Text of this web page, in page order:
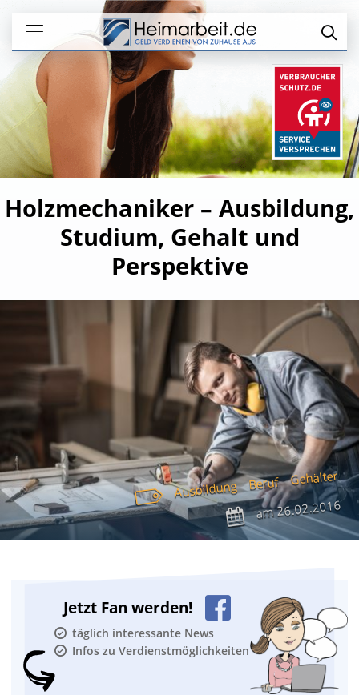
Holzmechaniker – Ausbildung,
Studium, Gehalt und
Perspektive
Ausbildung Beruf Gehälter
am26.02.2016
Jetzt Fan werden!
täglich interessante News
Infos zu Verdienstmöglichkeiten